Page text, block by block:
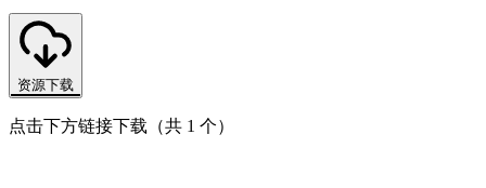
资源下载
点击下方链接下载（共 1 个）